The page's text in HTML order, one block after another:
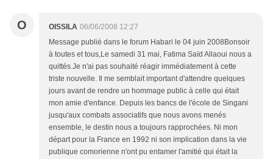
O OISSILA 06/06/2008 12:27
Message publié dans le forum Habari le 04 juin 2008Bonsoir
à toutes et tous,Le samedi 31 mai, Fatima Saïd Allaoui nous a
quittés.Je n'ai pas souhaité réagir immédiatement à cette
triste nouvelle. Il me semblait important d'attendre quelques
jours avant de rendre un hommage public à celle qui était
mon amie d'enfance. Depuis les bancs de l'école de Singani
jusqu'aux combats associatifs que nous avons menés
ensemble, le destin nous a toujours rapprochées. Ni mon
départ pour la France en 1992 ni son implication dans la vie
publique comorienne n'ont pu entamer l'amitié qui était la